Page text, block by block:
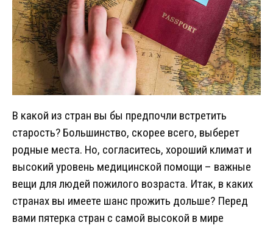
В какой из стран вы бы предпочли встретить
старость? Большинство, скорее всего, выберет
родные места. Но, согласитесь, хороший климат и
высокий уровень медицинской помощи – важные
вещи для людей пожилого возраста. Итак, в каких
странах вы имеете шанс прожить дольше? Перед
вами пятерка стран с самой высокой в мире